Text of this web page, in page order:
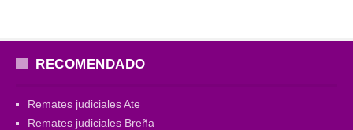
RECOMENDADO
Remates judiciales Ate
Remates judiciales Breña